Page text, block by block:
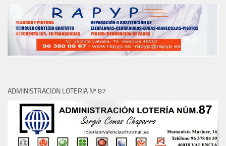
ADMINISTRACION LOTERIA Nº 87